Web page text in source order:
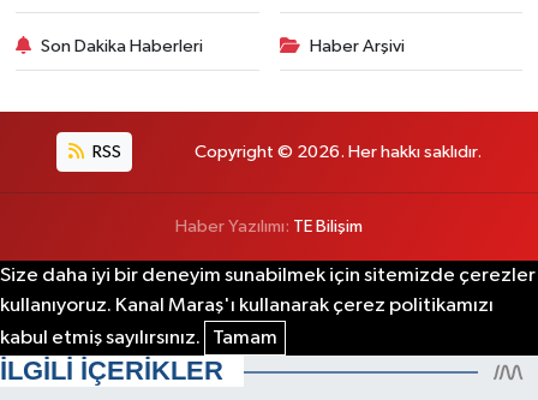
Son Dakika Haberleri Haber Arşivi
RSS Copyright © 2026. Her hakkı saklıdır.
Haber Yazılımı: TE Bilişim
Size daha iyi bir deneyim sunabilmek için sitemizde çerezler
kullanıyoruz. Kanal Maraş'ı kullanarak çerez politikamızı
kabul etmiş sayılırsınız.
Tamam